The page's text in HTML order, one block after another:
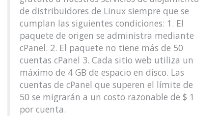
de distribuidores de Linux siempre que se
cumplan las siguientes condiciones: 1. El
paquete de origen se administra mediante
cPanel. 2. El paquete no tiene más de 50
cuentas cPanel 3. Cada sitio web utiliza un
máximo de 4 GB de espacio en disco. Las
cuentas de cPanel que superen el límite de
50 se migrarán a un costo razonable de $ 1
por cuenta.